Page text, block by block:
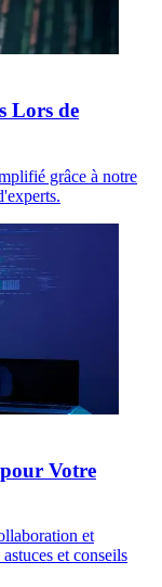
Lors de
grâce à notre
Votre
et
et conseils